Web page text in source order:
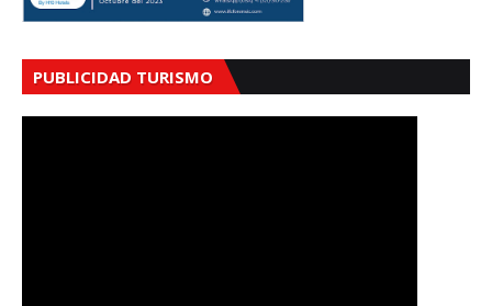
PUBLICIDAD TURISMO